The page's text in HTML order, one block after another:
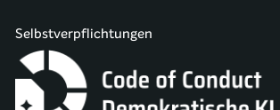
Selbstverpflichtungen